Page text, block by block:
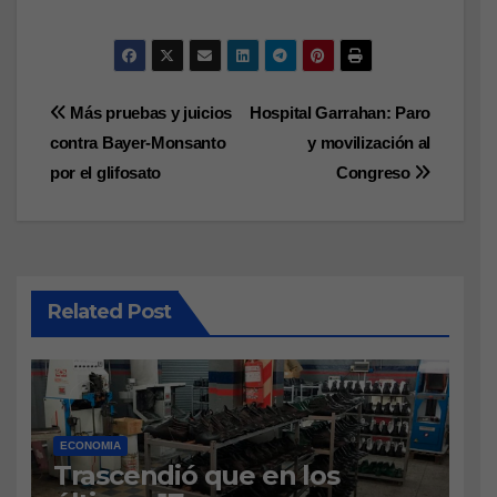
Navegación
de
Hospital Garrahan: Paro
y movilización al
Congreso
Más pruebas y juicios
contra Bayer-Monsanto
por el glifosato
Related Post
ECONOMIA
Trascendió que en los